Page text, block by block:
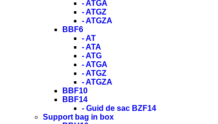
- ATGA
- ATGZ
- ATGZA
BBF6
- AT
- ATA
- ATG
- ATGA
- ATGZ
- ATGZA
BBF10
BBF14
- Guid de sac BZF14
Support bag in box